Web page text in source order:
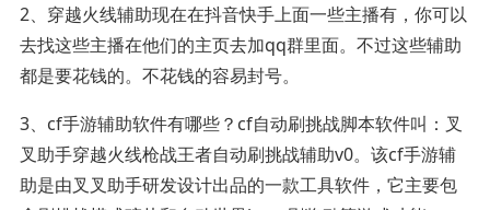
2、穿越火线辅助现在在抖音快手上面一些主播有，你可以
去找这些主播在他们的主页去加qq群里面。不过这些辅助
都是要花钱的。不花钱的容易封号。
3、cf手游辅助软件有哪些？cf自动刷挑战脚本软件叫：叉
叉助手穿越火线枪战王者自动刷挑战辅助v0。该cf手游辅
助是由叉叉助手研发设计出品的一款工具软件，它主要包